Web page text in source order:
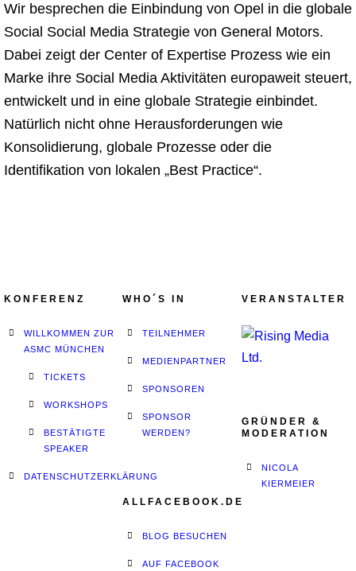
Wir besprechen die Einbindung von Opel in die globale
Social Social Media Strategie von General Motors.
Dabei zeigt der Center of Expertise Prozess wie ein
Marke ihre Social Media Aktivitäten europaweit steuert,
entwickelt und in eine globale Strategie einbindet.
Natürlich nicht ohne Herausforderungen wie
Konsolidierung, globale Prozesse oder die
Identifikation von lokalen „Best Practice“.
KONFERENZ
WILLKOMMEN ZUR
ASMC MÜNCHEN
TICKETS
WORKSHOPS
BESTÄTIGTE
SPEAKER
DATENSCHUTZERKLÄRUNG
WHO´S IN
TEILNEHMER
MEDIENPARTNER
SPONSOREN
SPONSOR
WERDEN?
ALLFACEBOOK.DE
BLOG BESUCHEN
AUF FACEBOOK
VERANSTALTER
GRÜNDER &
MODERATION
NICOLA
KIERMEIER